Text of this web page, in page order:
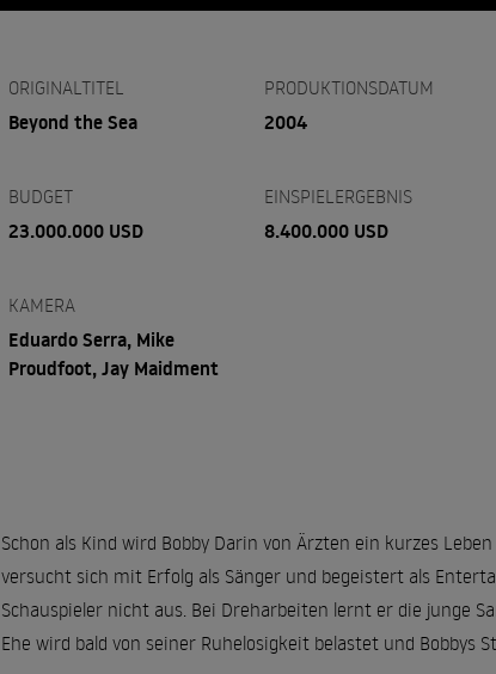
ORIGINALTITEL
Beyond the Sea
PRODUKTIONSDATUM
2004
BUDGET
23.000.000 USD
EINSPIELERGEBNIS
8.400.000 USD
KAMERA
Eduardo Serra, Mike
Proudfoot, Jay Maidment
Schon als Kind wird Bobby Darin von Ärzten ein kurzes
versucht sich mit Erfolg als Sänger und begeistert als
Schauspieler nicht aus. Bei Dreharbeiten lernt er die junge
Ehe wird bald von seiner Ruhelosigkeit belastet und Bobbys